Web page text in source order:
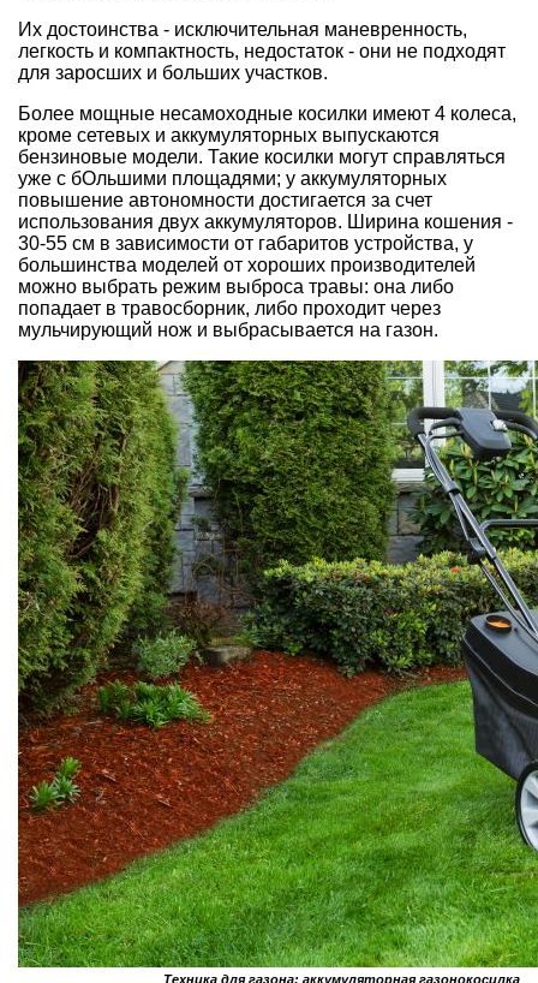
Их достоинства - исключительная маневренность,
легкость и компактность, недостаток - они не подходят
для заросших и больших участков.
Более мощные несамоходные косилки имеют 4 колеса,
кроме сетевых и аккумуляторных выпускаются
бензиновые модели. Такие косилки могут справляться
уже с бОльшими площадями; у аккумуляторных
повышение автономности достигается за счет
использования двух аккумуляторов. Ширина кошения -
30-55 см в зависимости от габаритов устройства, у
большинства моделей от хороших производителей
можно выбрать режим выброса травы: она либо
попадает в травосборник, либо проходит через
мульчирующий нож и выбрасывается на газон.
Техника для газона: аккумуляторная газонокосилка